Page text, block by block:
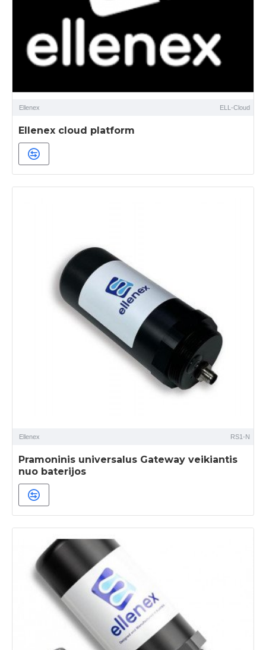
Ellenex ELL-Cloud
Ellenex cloud platform
Ellenex RS1-N
Pramoninis universalus Gateway veikiantis
nuo baterijos